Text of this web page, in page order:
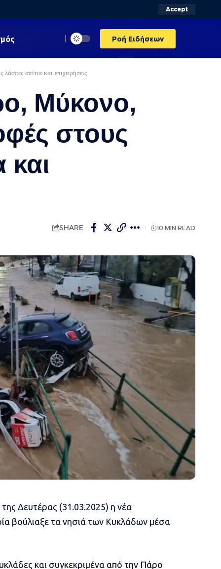
Accept
Ροή Ειδήσεων
σπίτια και επιχειρήσεις
Μύκονο,
στους
SHARE 10 MIN READ
Δευτέρας (31.03.2025) η νέα
βούλιαξε τα νησιά των Κυκλάδων μέσα
και συγκεκριμένα από την Πάρο